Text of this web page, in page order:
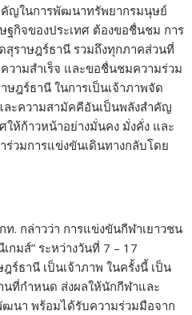
คัญในการพัฒนาทรัพยากรมนุษย์
ฐกิจของประเทศ ต้องขอชื่นชม การ
สุราษฎร์ธานี รวมถึงทุกภาคส่วนที่
ามสำเร็จ และขอชื่นชมความร่วม
ษฎร์ธานี ในการเป็นเจ้าภาพจัด
ะความสามัคคีอันเป็นพลังสำคัญ
ห้ก้าวหน้าอย่างมั่นคง มั่งคั่ง และ
ร่วมการแข่งขันเดินทางกลับโดย
. กล่าวว่า การแข่งขันกีฬาเยาวชน
กมส์” ระหว่างวันที่ 7 – 17
ธานี เป็นเจ้าภาพ ในครั้งนี้ เป็น
ที่กำหนด ส่งผลให้นักกีฬาและ
นา พร้อมได้รับความร่วมมือจาก